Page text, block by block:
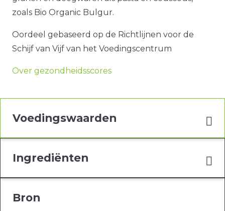
zoals Bio Organic Bulgur.
Oordeel gebaseerd op de Richtlijnen voor de
Schijf van Vijf van het Voedingscentrum
Over gezondheidsscores
Voedingswaarden
Ingrediënten
Bron